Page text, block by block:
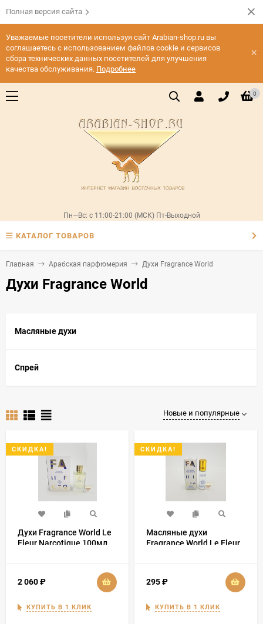
Полная версия сайта
Уважаемые посетители используя сайт Arabian-shop.ru вы
соглашаетесь с использованием файлов cookie и сервисов
сбора технических данных посетителей для улучшения
качества обслуживания. Подробнее
×
0
Пн—Вс: с 11:00-21:00 (МСК) Пт-Выходной
КАТАЛОГ ТОВАРОВ
Главная Арабская парфюмерия Духи Fragrance World
Духи Fragrance World
Масляные духи
Спрей
Новые и популярные
СКИДКА!
Духи Fragrance World Le
Fleur Narcotique 100мл
2 060₽
КУПИТЬ В 1 КЛИК
СКИДКА!
Масляные духи
Fragrance World Le Fleur
295₽
КУПИТЬ В 1 КЛИК